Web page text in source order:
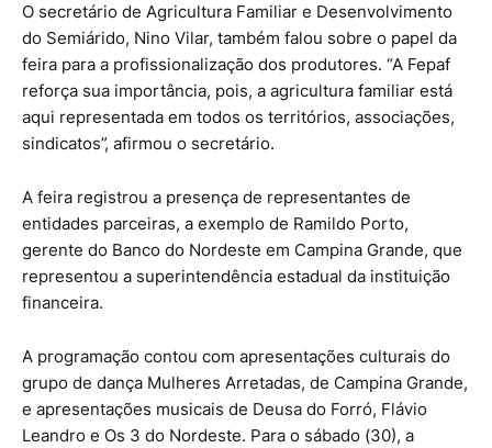
O secretário de Agricultura Familiar e Desenvolvimento
do Semiárido, Nino Vilar, também falou sobre o papel da
feira para a profissionalização dos produtores. “A Fepaf
reforça sua importância, pois, a agricultura familiar está
aqui representada em todos os territórios, associações,
sindicatos”, afirmou o secretário.
A feira registrou a presença de representantes de
entidades parceiras, a exemplo de Ramildo Porto,
gerente do Banco do Nordeste em Campina Grande, que
representou a superintendência estadual da instituição
financeira.
A programação contou com apresentações culturais do
grupo de dança Mulheres Arretadas, de Campina Grande,
e apresentações musicais de Deusa do Forró, Flávio
Leandro e Os 3 do Nordeste. Para o sábado (30), a